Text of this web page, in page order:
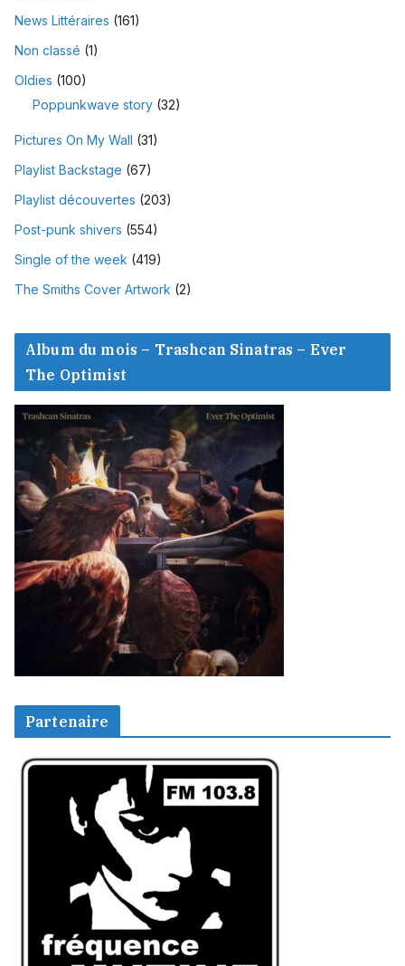
News Littéraires (161)
Non classé (1)
Oldies (100)
Poppunkwave story (32)
Pictures On My Wall (31)
Playlist Backstage (67)
Playlist découvertes (203)
Post-punk shivers (554)
Single of the week (419)
The Smiths Cover Artwork (2)
Album du mois – Trashcan Sinatras – Ever
The Optimist
Partenaire